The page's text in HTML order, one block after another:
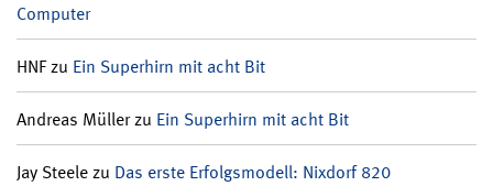
Computer
HNFzu Ein Superhirn mit acht Bit
Andreas Müllerzu Ein Superhirn mit acht Bit
Jay Steelezu Das erste Erfolgsmodell: Nixdorf 820